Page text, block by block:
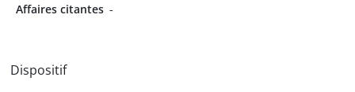
Affaires citantes -
Dispositif